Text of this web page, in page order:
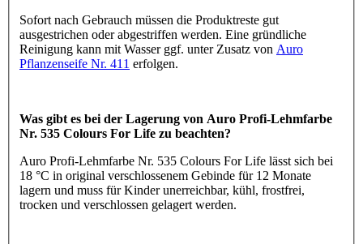
Sofort nach Gebrauch müssen die Produktreste gut
ausgestrichen oder abgestriffen werden. Eine gründliche
Reinigung kann mit Wasser ggf. unter Zusatz von Auro
Pflanzenseife Nr. 411 erfolgen.
Was gibt es bei der Lagerung von Auro Profi-Lehmfarbe
Nr. 535 Colours For Life zu beachten?
Auro Profi-Lehmfarbe Nr. 535 Colours For Life lässt sich bei
18 °C in original verschlossenem Gebinde für 12 Monate
lagern und muss für Kinder unerreichbar, kühl, frostfrei,
trocken und verschlossen gelagert werden.